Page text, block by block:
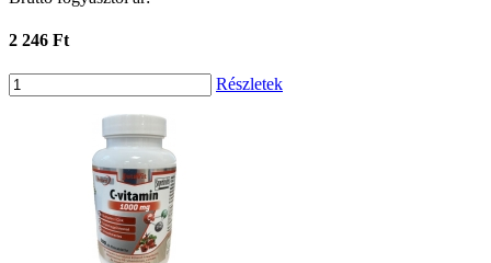
2 246 Ft
Részletek